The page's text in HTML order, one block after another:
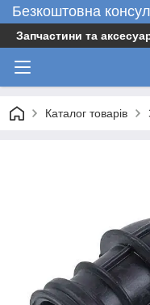
Безкоштовна
Запчастини та
Каталог товарів